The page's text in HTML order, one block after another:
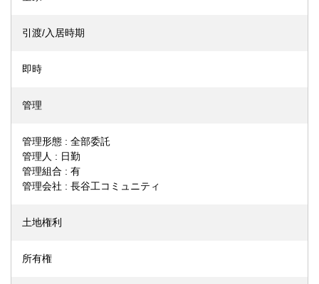
引渡/入居時期
即時
管理
管理形態 : 全部委託
管理人 : 日勤
管理組合 : 有
管理会社 : 長谷工コミュニティ
土地権利
所有権